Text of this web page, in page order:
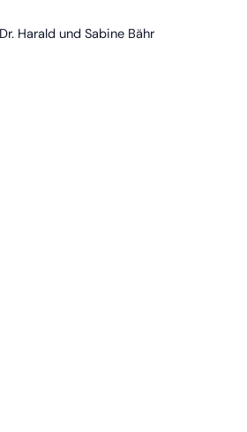
Harald und Sabine Bähr